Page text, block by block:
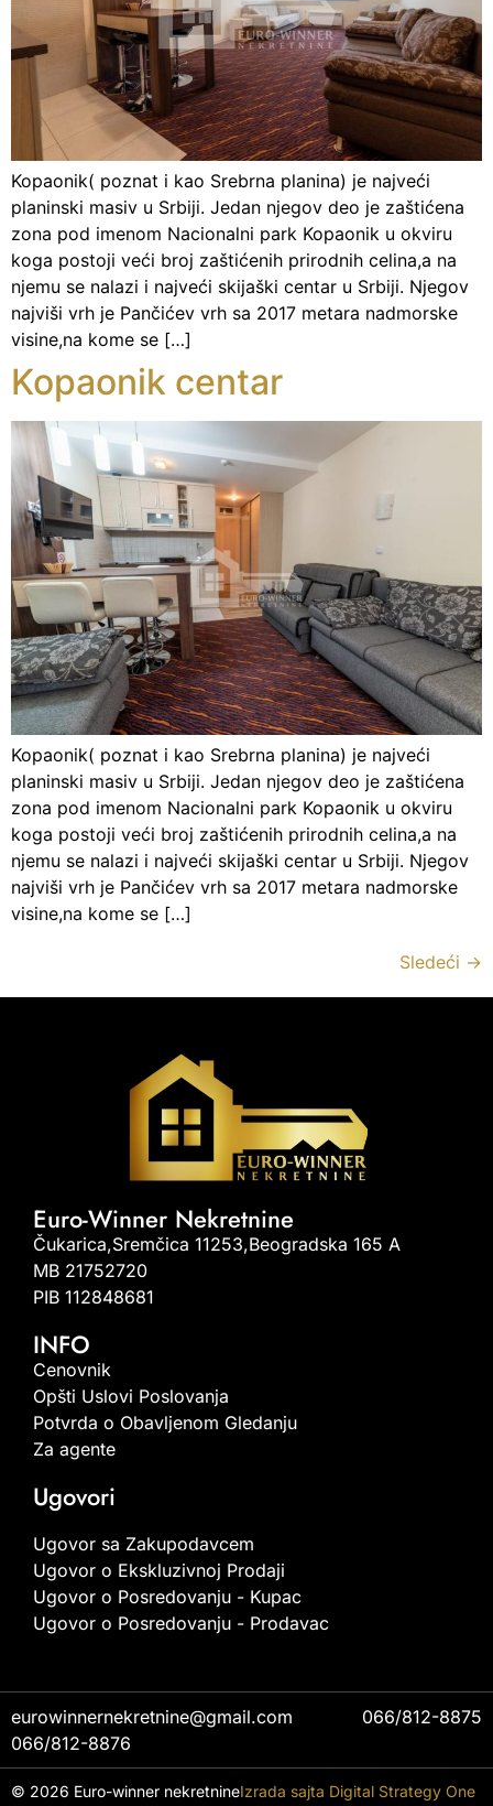
Kopaonik( poznat i kao Srebrna planina) je najveći
planinski masiv u Srbiji. Jedan njegov deo je zaštićena
zona pod imenom Nacionalni park Kopaonik u okviru
koga postoji veći broj zaštićenih prirodnih celina,a na
njemu se nalazi i najveći skijaški centar u Srbiji. Njegov
najviši vrh je Pančićev vrh sa 2017 metara nadmorske
visine,na kome se […]
Kopaonik centar
Kopaonik( poznat i kao Srebrna planina) je najveći
planinski masiv u Srbiji. Jedan njegov deo je zaštićena
zona pod imenom Nacionalni park Kopaonik u okviru
koga postoji veći broj zaštićenih prirodnih celina,a na
njemu se nalazi i najveći skijaški centar u Srbiji. Njegov
najviši vrh je Pančićev vrh sa 2017 metara nadmorske
visine,na kome se […]
Sledeći →
Euro-Winner Nekretnine
Čukarica,Sremčica 11253,Beogradska 165 A
MB 21752720
PIB 112848681
INFO
Cenovnik
Opšti Uslovi Poslovanja
Potvrda o Obavljenom Gledanju
Za agente
Ugovori
Ugovor sa Zakupodavcem
Ugovor o Ekskluzivnoj Prodaji
Ugovor o Posredovanju - Kupac
Ugovor o Posredovanju - Prodavac
eurowinnernekretnine@gmail.com
066/812-8875
066/812-8876
© 2026 Euro-winner nekretnineIzrada sajta Digital Strategy One